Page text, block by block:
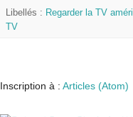
Libellés : Regarder la TV
TV
Inscription à : Articles (Atom)